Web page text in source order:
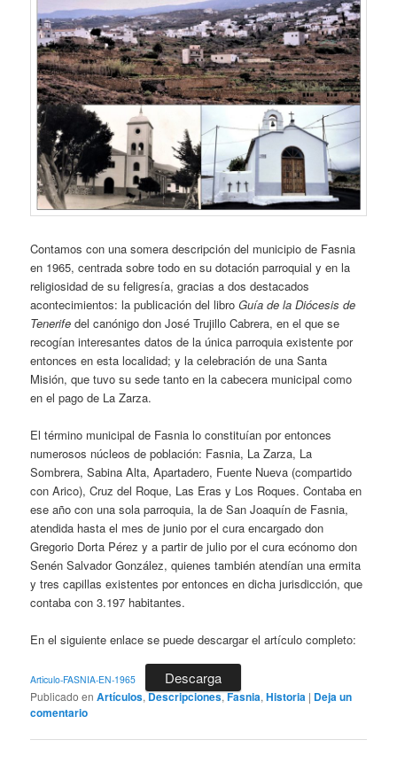
Contamos con una somera descripción del municipio de Fasnia
en 1965, centrada sobre todo en su dotación parroquial y en la
religiosidad de su feligresía, gracias a dos destacados
acontecimientos: la publicación del libroGuía de la Diócesis de
Tenerife del canónigo don José Trujillo Cabrera, en el que se
recogían interesantes datos de la única parroquia existente por
entonces en esta localidad; y la celebración de una Santa
Misión, que tuvo su sede tanto en la cabecera municipal como
en el pago de La Zarza.
El término municipal de Fasnia lo constituían por entonces
numerosos núcleos de población: Fasnia, La Zarza, La
Sombrera, Sabina Alta, Apartadero, Fuente Nueva (compartido
con Arico), Cruz del Roque, Las Eras y Los Roques. Contaba en
ese año con una sola parroquia, la de San Joaquín de Fasnia,
atendida hasta el mes de junio por el cura encargado don
Gregorio Dorta Pérez y a partir de julio por el cura ecónomo don
Senén Salvador González, quienes también atendían una ermita
y tres capillas existentes por entonces en dicha jurisdicción, que
contaba con 3.197 habitantes.
En el siguiente enlace se puede descargar el artículo completo:
Articulo-FASNIA-EN-1965 Descarga
Publicado en Artículos,Descripciones,Fasnia,Historia | Deja un
comentario